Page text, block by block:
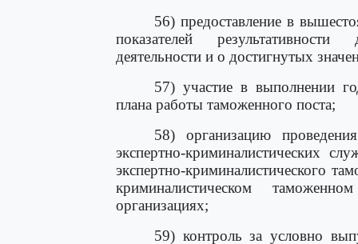
56) предоставление в
показателей результативности
деятельности и о достигнутых
57) участие в выполнении
плана работы таможенного поста;
58) организацию
экспертно-криминалистических
экспертно-криминалистического
криминалистическом
организациях;
59) контроль за условно